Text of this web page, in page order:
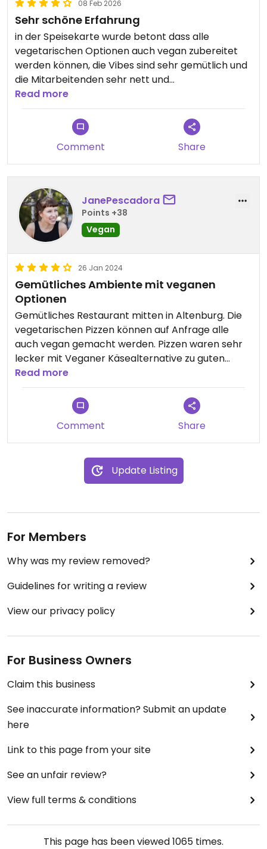
08 Feb 2026
Sehr schöne Erfahrung
in der Speisekarte wurde betont dass alle
vegetarischen Optionen auch vegan zubereitet
werden können, die Vibes sind sehr gemütlich und
die Mitarbeitenden sehr nett und
entgegenkommend. Auf den Vegan-Wunsch
wurde äußerst positiv reagiert und alles hat ohne
Probleme geklappt.
Read more
Comment Share
JanePescadora
Points +38
Vegan
26 Jan 2024
Gemütliches Ambiente mit veganen
Optionen
Gemütliches Restaurant mitten in Altenburg. Die
vegetarischen Pizzen können auf Anfrage alle
auch vegan gemacht werden. Pizzen waren sehr
lecker mit Veganer Käsealternative zu guten
Preisen. Personal war sehr freundlich.
Read more
Comment Share
Update Listing
For Members
Why was my review removed?
Guidelines for writing a review
View our privacy policy
For Business Owners
Claim this business
See inaccurate information? Submit an update
here
Link to this page from your site
See an unfair review?
View full terms & conditions
This page has been viewed1065 times.